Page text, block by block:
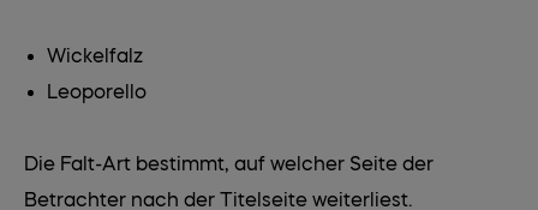
Wickelfalz
Leoporello
Die Falt-Art bestimmt, auf welcher Seite der
Betrachter nach der Titelseite weiterliest.